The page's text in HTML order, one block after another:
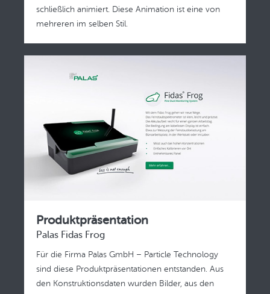
schließlich animiert. Diese Animation ist eine von
mehreren im selben Stil.
Produktpräsentation
Palas Fidas Frog
Für die Firma Palas GmbH – Particle Technology
sind diese Produktpräsentationen entstanden. Aus
den Konstruktionsdaten wurden Bilder, aus den